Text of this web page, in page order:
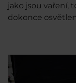
jako jsou vaření,
dokonce